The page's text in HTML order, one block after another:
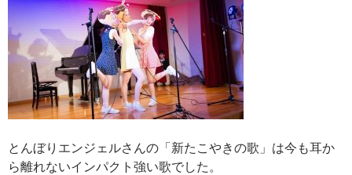
とんぼりエンジェルさんの「新たこやきの歌」は今も耳か
ら離れないインパクト強い歌でした。